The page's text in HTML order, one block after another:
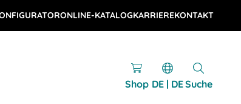
ONLINE-KATALOGKARRIEREKONTAKT
Shop DE | DESuche